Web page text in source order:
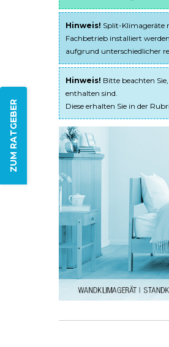
ZUM RATGEBER
Hinweis! Split-Klimageräte
Fachbetrieb installiert
aufgrund unterschiedlicher
Hinweis! Bitte beachten
enthalten sind.
Diese erhalten Sie in der